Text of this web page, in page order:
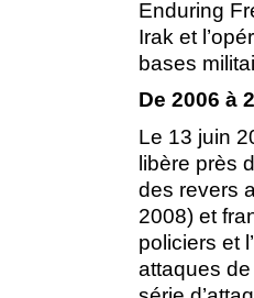
Enduring
Irak et
bases
De 2006 à
Le 13 juin
libère près
des revers
2008) et
policiers et
attaques